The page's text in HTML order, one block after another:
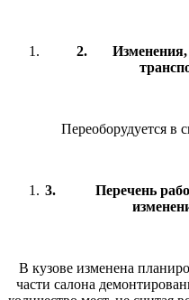
2. И
Переоборудуется в
3. Перечень
В кузове изменена
части салона